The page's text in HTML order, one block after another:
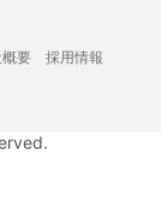
要
採用情報